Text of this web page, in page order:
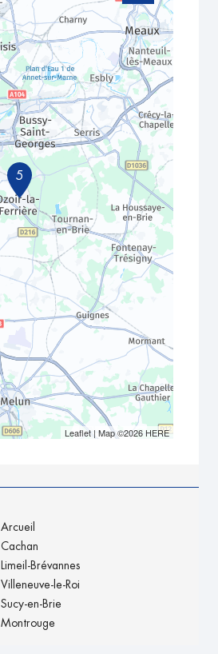
5
Leaflet| Map ©2026HERE
Arcueil
Cachan
Limeil-Brévannes
Villeneuve-le-Roi
Sucy-en-Brie
Montrouge